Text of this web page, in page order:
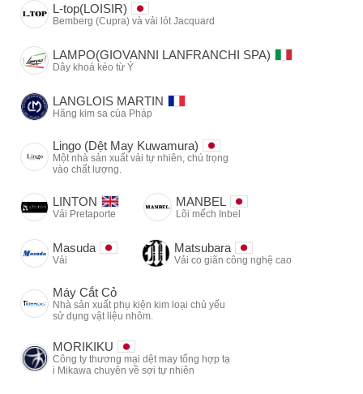
L-top(LOISIR)
Bemberg (Cupra) và vải lót Jacquard
LAMPO(GIOVANNI LANFRANCHI SPA)
Dây khoá kéo từ Ý
LANGLOIS MARTIN
Hãng kim sa của Pháp
Lingo (Dệt May Kuwamura)
Một nhà sản xuất vải tự nhiên, chú trọng
vào chất lượng.
LINTON
Vải Pretaporte
MANBEL
Lõi mếch Inbel
Masuda
Vải
Matsubara
Vải co giãn công nghệ cao
Máy Cắt Cỏ
Nhà sản xuất phụ kiện kim loại chủ yếu
sử dụng vật liệu nhôm.
MORIKIKU
Công ty thương mại dệt may tổng hợp tạ
i Mikawa chuyên về sợi tự nhiên